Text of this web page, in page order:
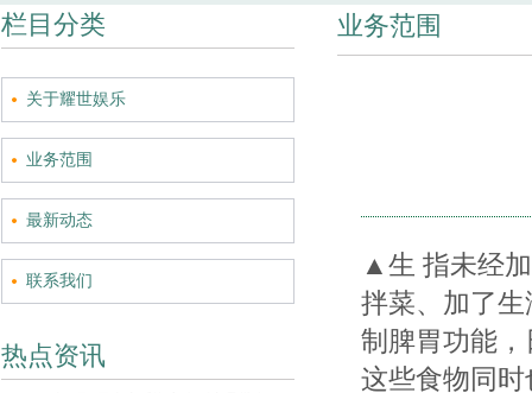
栏目分类
关于耀世娱乐
业务范围
最新动态
联系我们
热点资讯
业务范围
▲生 指未经
拌菜、加了
制脾胃功能
这些食物同